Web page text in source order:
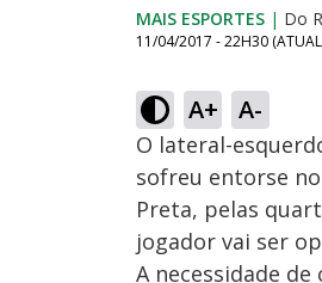
MAIS ESPORTES | Do
11/04/2017 - 22H30
A+ A-
O lateral-
sofreu entorse
Preta, pelas
jogador vai ser
A necessidade